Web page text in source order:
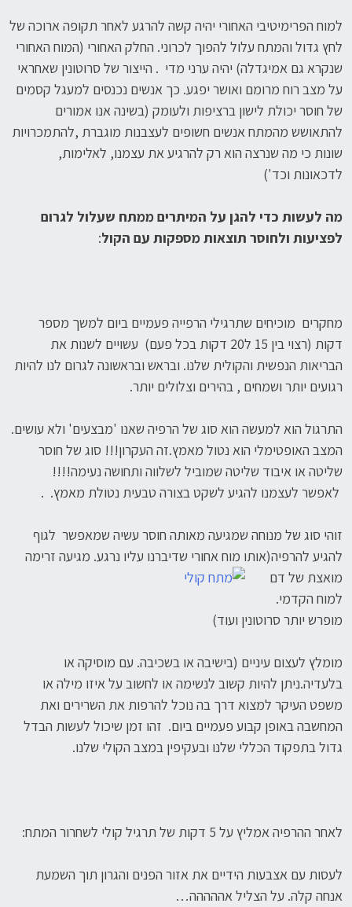
למוח הפרימיטיבי האחורי יהיה קשה להרגע לאחר תקופה ארוכה של
לחץ גדול והמתח עלול להפוך לכרוני. החלק האחורי (המוח האחורי
שנקרא גם אמיגדלה) יהיה ערני מדי . הייצור של סרוטונין שאחראי
על מצב רוח מרומם ואושר יפגע. כך אנשים נכנסים למעגל קסמים
של חוסר יכולת לישון ברציפות ולעומק (בשינה אנו אמורים
להתאושש מהמתח אנשים חשופים לעצבנות מוגברת ,להתמכרויות
שונות כי מה שנרצה הוא רק להרגיע את עצמנו, לאלימות,
לדכאונות וכד')
מה לעשות כדי להגן על המיתרים ממתח שעלול לגרום
לפציעות ולחוסר תוצאות מספקות עם הקול:
מחקרים מוכיחים שתרגילי הרפייה פעמיים ביום למשך מספר
דקות (רצוי בין 15 ל20 דקות בכל פעם) עשויים לשנות את
הבריאות הנפשית והקולית שלנו. ובראש ובראשונה לגרום לנו להיות
רגועים יותר ושמחים , בהירים וצלולים יותר.
התרגול הוא למעשה הוא סוג של הרפיה שאנו 'מבצעים' ולא עושים.
המצב האופטימלי הוא נטול מאמץ.זה העקרון!!! סוג של חוסר
שליטה או איבוד שליטה שמוביל לשלווה ותחושה נעימה!!!!
לאפשר לעצמנו להגיע לשקט בצורה טבעית נטולת מאמץ. .
זוהי סוג של מנוחה שמגיעה מאותה חוסר עשיה שמאפשר לגוף
להגיע להרפיה(אותו מוח אחורי שדיברנו עליו נרגע. מגיעה זרימה
מואצת של דם
למוח הקדמי.
מופרש יותר סרוטונין ועוד)
מומלץ לעצום עיניים (בישיבה או בשכיבה. עם מוסיקה או
בלעדיה.ניתן להיות קשוב לנשימה או לחשוב על איזו מילה או
משפט העיקר למצוא דרך בה נוכל להרפות את השרירים ואת
המחשבה באופן קבוע פעמיים ביום. זהו זמן שיכול לעשות הבדל
גדול בתפקוד הכללי שלנו ובעקיפין במצב הקולי שלנו.
לאחר ההרפיה אמליץ על 5 דקות של תרגיל קולי לשחרור המתח:
לעסות עם אצבעות הידיים את אזור הפנים והגרון תוך השמעת
אנחה קלה. על הצליל אההההה…